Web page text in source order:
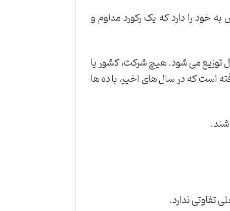
خود را دارد که یک رکورد مداوم و
توزیع می شود. هیچ شرکت، کشور یا
است که در سال های اخیر، با ده ها
تفاوتی ندارد.